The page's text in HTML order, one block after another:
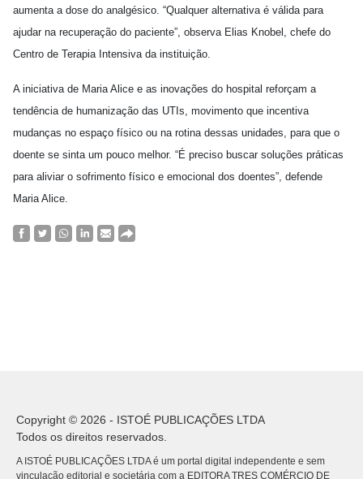
aumenta a dose do analgésico. “Qualquer alternativa é válida para
ajudar na recuperação do paciente”, observa Elias Knobel, chefe do
Centro de Terapia Intensiva da instituição.
A iniciativa de Maria Alice e as inovações do hospital reforçam a
tendência de humanização das UTIs, movimento que incentiva
mudanças no espaço físico ou na rotina dessas unidades, para que o
doente se sinta um pouco melhor. “É preciso buscar soluções práticas
para aliviar o sofrimento físico e emocional dos doentes”, defende
Maria Alice.
Copyright © 2026 - ISTOÉ PUBLICAÇÕES LTDA
Todos os direitos reservados.
A ISTOÉ PUBLICAÇÕES LTDA é um portal digital independente e sem
vinculação editorial e societária com a EDITORA TRES COMÉRCIO DE